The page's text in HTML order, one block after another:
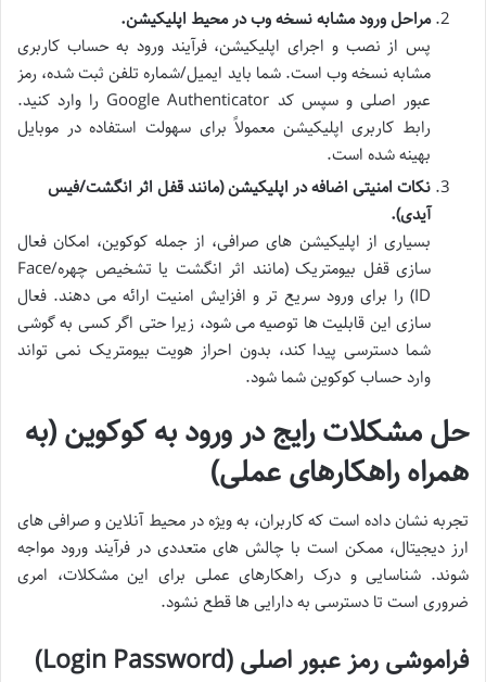
مراحل ورود مشابه نسخه وب در محیط اپلیکیشن.
پس از نصب و اجرای اپلیکیشن، فرآیند ورود به حساب کاربری
مشابه نسخه وب است. شما باید ایمیل/شماره تلفن ثبت شده، رمز
عبور اصلی و سپس کد Google Authenticator را وارد کنید.
رابط کاربری اپلیکیشن معمولاً برای سهولت استفاده در موبایل
بهینه شده است.
نکات امنیتی اضافه در اپلیکیشن (مانند قفل اثر انگشت/فیس
آیدی).
بسیاری از اپلیکیشن های صرافی، از جمله کوکوین، امکان فعال
سازی قفل بیومتریک (مانند اثر انگشت یا تشخیص چهره/Face
ID) را برای ورود سریع تر و افزایش امنیت ارائه می دهند. فعال
سازی این قابلیت ها توصیه می شود، زیرا حتی اگر کسی به گوشی
شما دسترسی پیدا کند، بدون احراز هویت بیومتریک نمی تواند
وارد حساب کوکوین شما شود.
حل مشکلات رایج در ورود به کوکوین (به
همراه راهکارهای عملی)
تجربه نشان داده است که کاربران، به ویژه در محیط آنلاین و صرافی های
ارز دیجیتال، ممکن است با چالش های متعددی در فرآیند ورود مواجه
شوند. شناسایی و درک راهکارهای عملی برای این مشکلات، امری
ضروری است تا دسترسی به دارایی ها قطع نشود.
فراموشی رمز عبور اصلی (Login Password)